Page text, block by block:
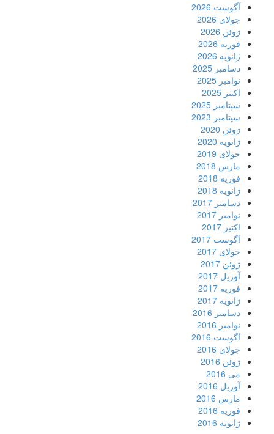
آگوست 2026
جولای 2026
ژوئن 2026
فوریه 2026
ژانویه 2026
دسامبر 2025
نوامبر 2025
اکتبر 2025
سپتامبر 2025
سپتامبر 2023
ژوئن 2020
ژانویه 2020
جولای 2019
مارس 2018
فوریه 2018
ژانویه 2018
دسامبر 2017
نوامبر 2017
اکتبر 2017
آگوست 2017
جولای 2017
ژوئن 2017
آوریل 2017
فوریه 2017
ژانویه 2017
دسامبر 2016
نوامبر 2016
آگوست 2016
جولای 2016
ژوئن 2016
می 2016
آوریل 2016
مارس 2016
فوریه 2016
ژانویه 2016